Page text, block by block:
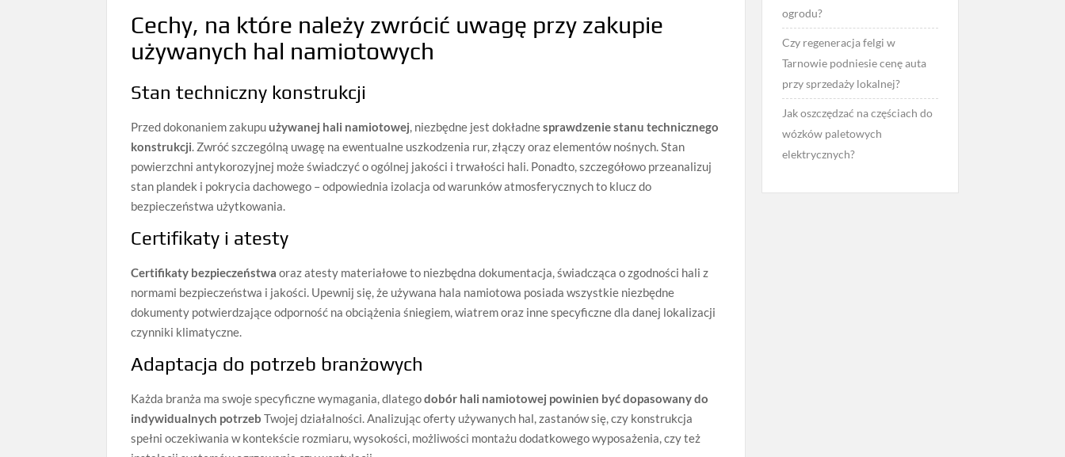
Cechy, na które należy zwrócić uwagę przy zakupie
używanych hal namiotowych
Stan techniczny konstrukcji
Przed dokonaniem zakupuużywanej hali namiotowej , niezbędne jest dokładnesprawdzenie stanu technicznego
konstrukcji . Zwróć szczególną uwagę na ewentualne uszkodzenia rur, złączy oraz elementów nośnych. Stan
powierzchni antykorozyjnej może świadczyć o ogólnej jakości i trwałości hali. Ponadto, szczegółowo przeanalizuj
stan plandek i pokrycia dachowego – odpowiednia izolacja od warunków atmosferycznych to klucz do
bezpieczeństwa użytkowania.
Certifikaty i atesty
Certifikaty bezpieczeństwa oraz atesty materiałowe to niezbędna dokumentacja, świadcząca o zgodności hali z
normami bezpieczeństwa i jakości. Upewnij się, że używana hala namiotowa posiada wszystkie niezbędne
dokumenty potwierdzające odporność na obciążenia śniegiem, wiatrem oraz inne specyficzne dla danej lokalizacji
czynniki klimatyczne.
Adaptacja do potrzeb branżowych
Każda branża ma swoje specyficzne wymagania, dlategodobór hali namiotowej powinien być dopasowany do
indywidualnych potrzeb Twojej działalności. Analizując oferty używanych hal, zastanów się, czy konstrukcja
spełni oczekiwania w kontekście rozmiaru, wysokości, możliwości montażu dodatkowego wyposażenia, czy też
ogrodu?
Czy regeneracja felgi w
Tarnowie podniesie cenę auta
przy sprzedaży lokalnej?
Jak oszczędzać na częściach do
wózków paletowych
elektrycznych?